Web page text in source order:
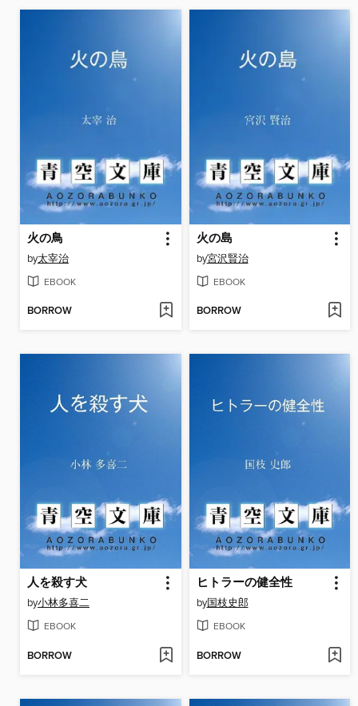
火の鳥
by太宰治
EBOOK
BORROW
火の島
by宮沢賢治
EBOOK
BORROW
人を殺す犬
by小林多喜二
EBOOK
BORROW
ヒトラーの健全性
by国枝史郎
EBOOK
BORROW